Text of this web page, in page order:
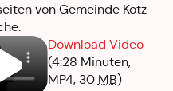
von Gemeinde Kötz
Download Video
(4:28 Minuten,
MP4, 30 MB)